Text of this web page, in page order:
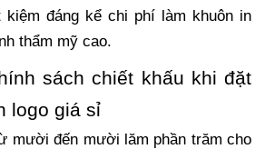
kiệm đáng kể chi phí làm khuôn in
thẩm mỹ cao.
sách chiết khấu khi đặt
logo giá sỉ
mười đến mười lăm phần trăm cho